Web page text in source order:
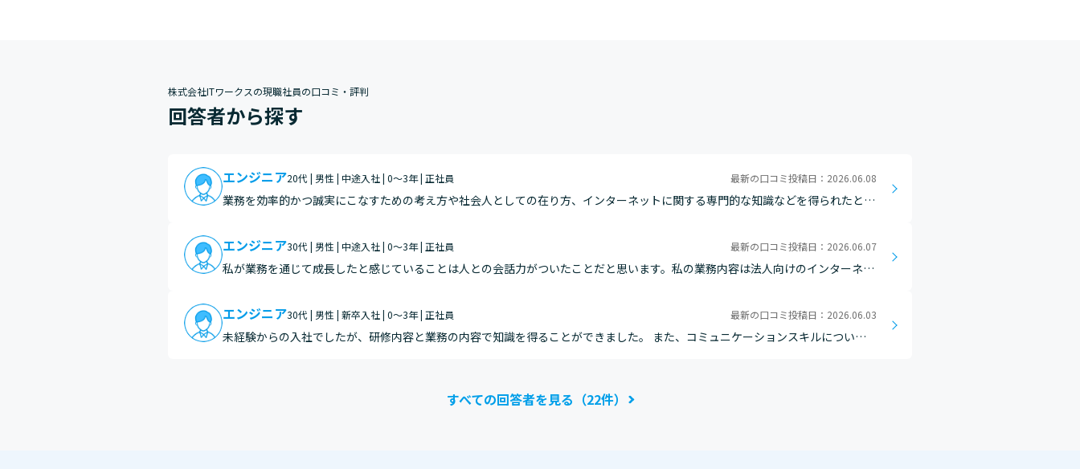
株式会社ITワークスの現職社員の口コミ・評判
回答者から探す
エンジニア20代 | 男性 | 中途入社 | 0～3年 | 正社員 最新の口コミ投稿日：2026.06.08
業務を効率的かつ誠実にこなすための考え方や社会人としての在り方、インターネットに関する専門的な知識などを得られたとこ
きな成…
エンジニア30代 | 男性 | 中途入社 | 0～3年 | 正社員 最新の口コミ投稿日：2026.06.07
私が業務を通じて成長したと感じていることは人との会話力がついたことだと思います。私の業務内容は法人向けのインターネッ
様から…
エンジニア30代 | 男性 | 新卒入社 | 0～3年 | 正社員 最新の口コミ投稿日：2026.06.03
未経験からの入社でしたが、研修内容と業務の内容で知識を得ることができました。 また、コミュニケーションスキルについて
すべての回答者を見る（22件）